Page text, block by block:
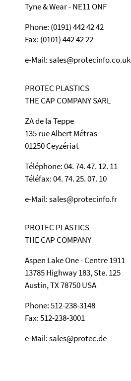
Tyne & Wear - NE11 ONF
Phone: (0191) 442 42 42
Fax: (0101) 442 42 22
e-Mail: sales@protecinfo.co.uk
PROTEC PLASTICS
THE CAP COMPANY SARL
ZA de la Teppe
135 rue Albert Métras
01250 Ceyzériat
Téléphone: 04. 74. 47. 12. 11
Téléfax: 04. 74. 25. 07. 10
e-Mail: sales@protecinfo.fr
PROTEC PLASTICS
THE CAP COMPANY
Aspen Lake One - Centre 1911
13785 Highway 183, Ste. 125
Austin, TX 78750 USA
Phone: 512-238-3148
Fax: 512-238-3001
e-Mail: sales@protec.de